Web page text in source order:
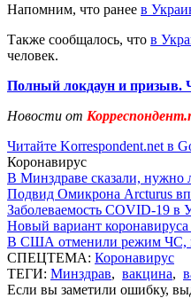
Напомним, что ранее в
Также сообщалось, что в
человек.
Полный локдаун и призыв.
Новости от
Читайте Korrespondent.net в
Коронавирус
В Минздраве сказали, нужно
Подвид Омикрона Arcturus
Заболеваемость COVID-19 в
Новый вариант
В США отменили режим ЧС,
СПЕЦТЕМА: Коронавирус
ТЕГИ: Минздрав, вакцина,
Если вы заметили ошибку,